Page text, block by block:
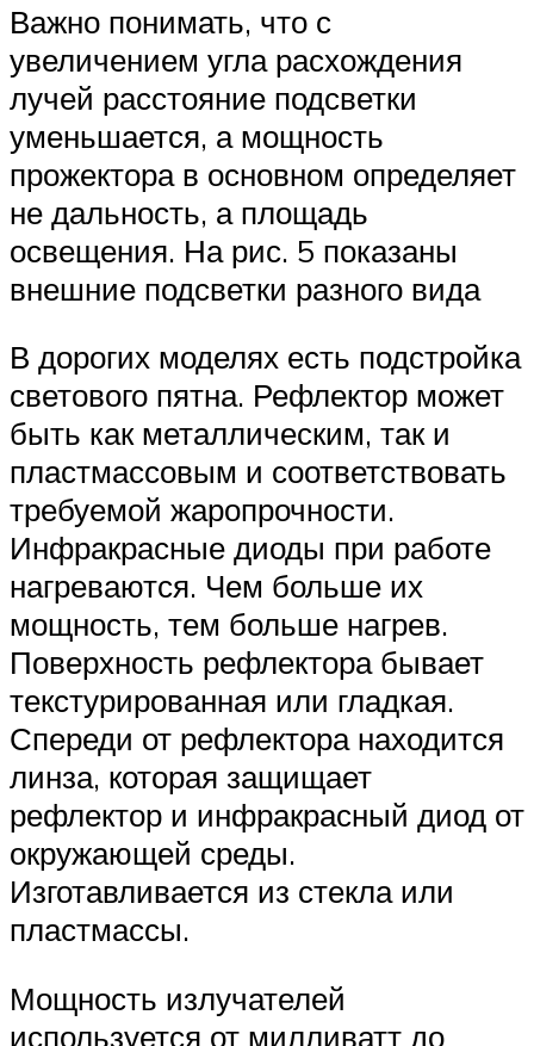
Важно понимать, что с
увеличением угла расхождения
лучей расстояние подсветки
уменьшается, а мощность
прожектора в основном определяет
не дальность, а площадь
освещения. На рис. 5 показаны
внешние подсветки разного вида
В дорогих моделях есть подстройка
светового пятна. Рефлектор может
быть как металлическим, так и
пластмассовым и соответствовать
требуемой жаропрочности.
Инфракрасные диоды при работе
нагреваются. Чем больше их
мощность, тем больше нагрев.
Поверхность рефлектора бывает
текстурированная или гладкая.
Спереди от рефлектора находится
линза, которая защищает
рефлектор и инфракрасный диод от
окружающей среды.
Изготавливается из стекла или
пластмассы.
Мощность излучателей
используется от милливатт до